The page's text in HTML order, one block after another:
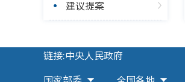
建议提案
链接:中央人民政府